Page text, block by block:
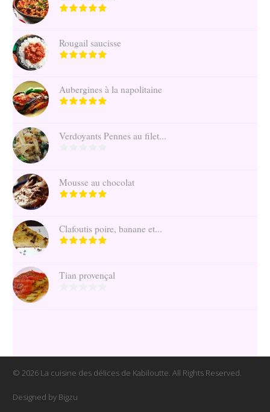
Rougail saucisse
Aubergines à la napolitaine
Verdoyants Pennes au filet...
Mousse au chocolat
Clafoutis poire, banane et...
Tian provençal
© 2026 La cuisine des délices de Kabiloutte. All Rights Reserved.
Designed by Bigzu